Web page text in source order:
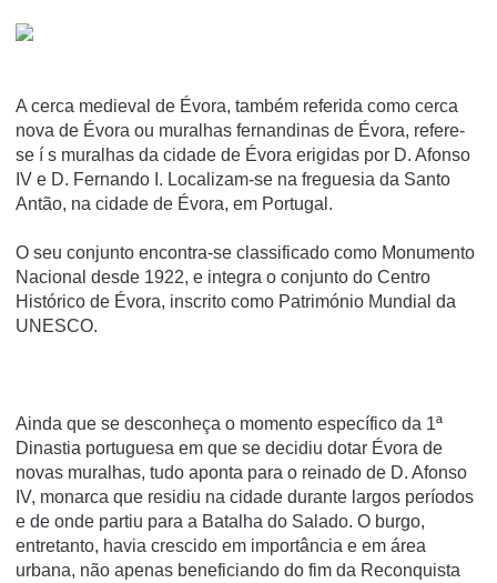
A cerca medieval de Évora, também referida como cerca
nova de Évora ou muralhas fernandinas de Évora, refere-
se í s muralhas da cidade de Évora erigidas por D. Afonso
IV e D. Fernando I. Localizam-se na freguesia da Santo
Antão, na cidade de Évora, em Portugal.
O seu conjunto encontra-se classificado como Monumento
Nacional desde 1922, e integra o conjunto do Centro
Histórico de Évora, inscrito como Património Mundial da
UNESCO.
Ainda que se desconheça o momento específico da 1ª
Dinastia portuguesa em que se decidiu dotar Évora de
novas muralhas, tudo aponta para o reinado de D. Afonso
IV, monarca que residiu na cidade durante largos períodos
e de onde partiu para a Batalha do Salado. O burgo,
entretanto, havia crescido em importância e em área
urbana, não apenas beneficiando do fim da Reconquista